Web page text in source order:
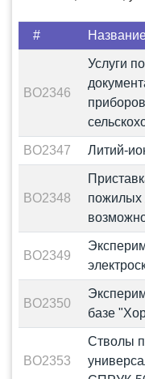
#
BO2346
Услуги
BO2347 Литий-
BO2348
пожилых
BO2349
BO2350
базе
BO2353
Стволы